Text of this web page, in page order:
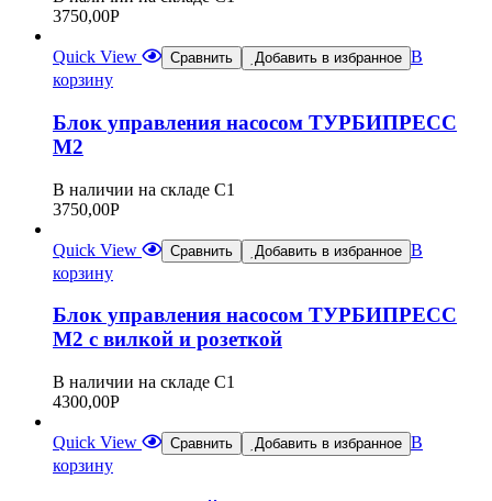
3750,00Р
Quick View Сравнить Добавить в избранное В
корзину
Блок управления насосом ТУРБИПРЕСС
М2
В наличии на складе С1
3750,00Р
Quick View Сравнить Добавить в избранное В
корзину
Блок управления насосом ТУРБИПРЕСС
М2 с вилкой и розеткой
В наличии на складе С1
4300,00Р
Quick View Сравнить Добавить в избранное В
корзину